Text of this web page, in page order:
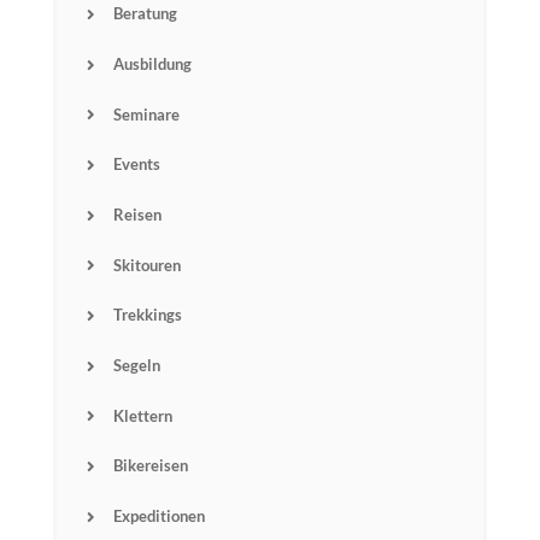
Beratung
Ausbildung
Seminare
Events
Reisen
Skitouren
Trekkings
Segeln
Klettern
Bikereisen
Expeditionen